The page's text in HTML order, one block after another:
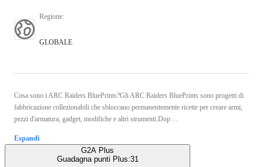
Regione:
GLOBALE
Cosa sono i ARC Raiders BluePrints?Gli ARC Raiders BluePrints sono progetti di
fabbricazione collezionabili che sbloccano permanentemente ricette per creare armi,
pezzi d'armatura, gadget, modifiche e altri strumenti.Dop ...
Espandi
G2A Plus
Guadagna punti Plus:31